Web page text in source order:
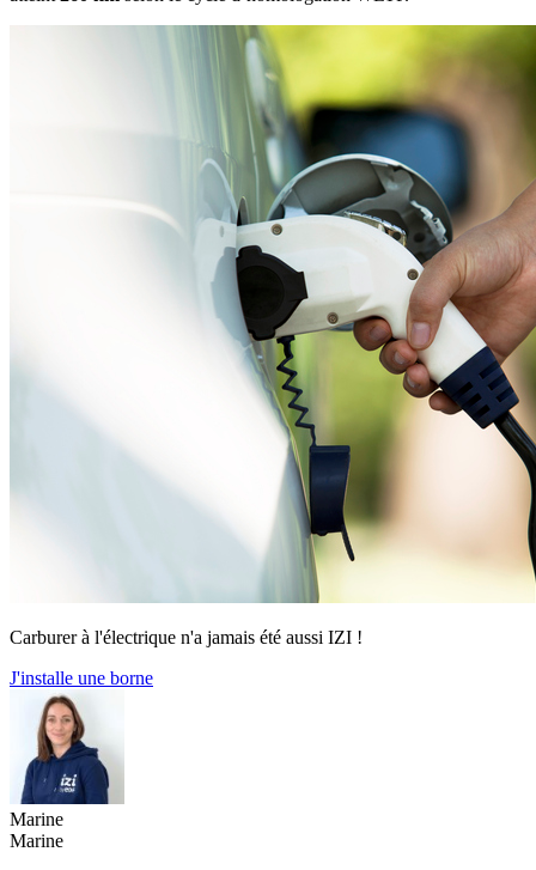
Carburer à l'électrique n'a jamais été aussi IZI !
J'installe une borne
Marine
Marine